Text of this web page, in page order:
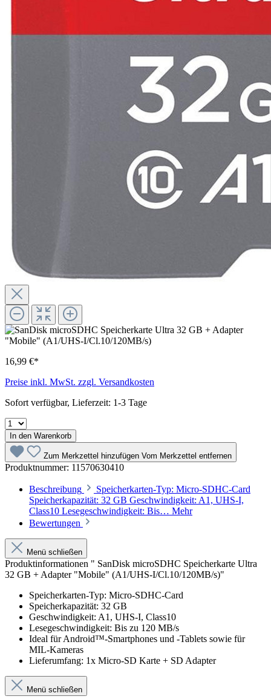
16,99 €*
Preise inkl. MwSt. zzgl. Versandkosten
Sofort verfügbar, Lieferzeit: 1-3 Tage
In den Warenkorb
Zum Merkzettel hinzufügen Vom Merkzettel entfernen
Produktnummer: 11570630410
Beschreibung
Speicherkarten-Typ: Micro-SDHC-Card
Speicherkapazität: 32 GB Geschwindigkeit: A1, UHS-I,
Class10 Lesegeschwindigkeit: Bis… Mehr
Bewertungen
Menü schließen
Produktinformationen " SanDisk microSDHC Speicherkarte Ultra
32 GB + Adapter "Mobile" (A1/UHS-I/Cl.10/120MB/s)"
Speicherkarten-Typ: Micro-SDHC-Card
Speicherkapazität: 32 GB
Geschwindigkeit: A1, UHS-I, Class10
Lesegeschwindigkeit: Bis zu 120 MB/s
Ideal für Android™-Smartphones und -Tablets sowie für
MIL-Kameras
Lieferumfang: 1x Micro-SD Karte + SD Adapter
Menü schließen